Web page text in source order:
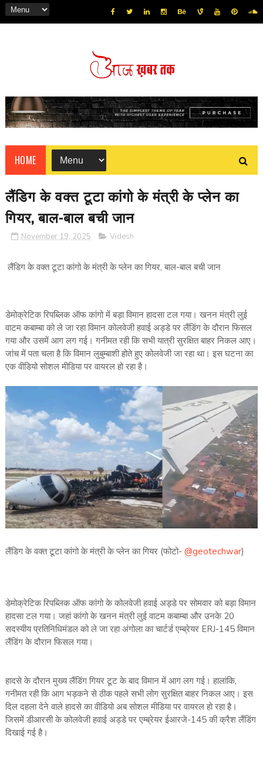
HOME
लैंडिग के वक्त टूटा कांगो के मंत्री के प्लेन का
गियर, बाल-बाल बची जान
November 19, 2025 Videsh
लैंडिग के वक्त टूटा कांगो के मंत्री के प्लेन का गियर, बाल-बाल बची जान
डेमोक्रेटिक रिपब्लिक ऑफ कांगो में बड़ा विमान हादसा टल गया। खनन मंत्री लुई
वाटम कबाम्बा को ले जा रहा विमान कोलवेजी हवाई अड्डे पर लैंडिंग के दौरान फिसल
गया और उसमें आग लग गई। गनीमत रही कि सभी यात्री सुरक्षित बाहर निकल आए।
जांच में पता चला है कि विमान लुबुम्बाशी होते हुए कोलवेजी जा रहा था। इस घटना का
एक वीडियो सोशल मीडिया पर वायरल हो रहा है।
लैंडिग के वक्त टूटा कांगो के मंत्री के प्लेन का गियर (फोटो- @geotechwar)
डेमोक्रेटिक रिपब्लिक ऑफ कांगो के कोलवेजी हवाई अड्डे पर सोमवार को बड़ा विमान
हादसा टल गया। जहां कांगो के खनन मंत्री लुई वाटम कबाम्बा और उनके 20
सदस्यीय प्रतिनिधिमंडल को ले जा रहा अंगोला का चार्टर्ड एम्ब्रेयर ERJ-145 विमान
लैंडिंग के दौरान फिसल गया।
हादसे के दौरान मुख्य लैंडिंग गियर टूट के बाद विमान में आग लग गई। हालांकि,
गनीमत रही कि आग भड़कने से ठीक पहले सभी लोग सुरक्षित बाहर निकल आए। इस
दिल दहला देने वाले हादसे का वीडियो अब सोशल मीडिया पर वायरल हो रहा है।
जिसमें डीआरसी के कोलवेजी हवाई अड्डे पर एम्ब्रेयर ईआरजे-145 की क्रैश लैंडिंग
दिखाई गई है।